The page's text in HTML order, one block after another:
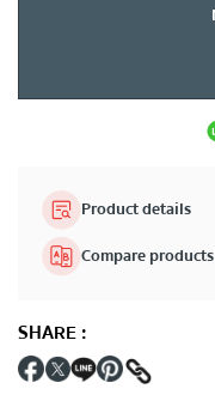
Product details
Compare products
SHARE: